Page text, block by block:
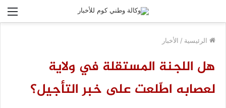
الرئيسية / الأخبار
هل اللجنة المستقلة في ولاية
لعصابه اطّلعت على خبر التأجيل؟